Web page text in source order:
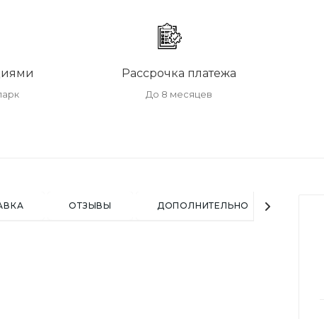
Рассрочка платежа
До 8 месяцев
ОТЗЫВЫ ДОПОЛНИТЕЛЬНО